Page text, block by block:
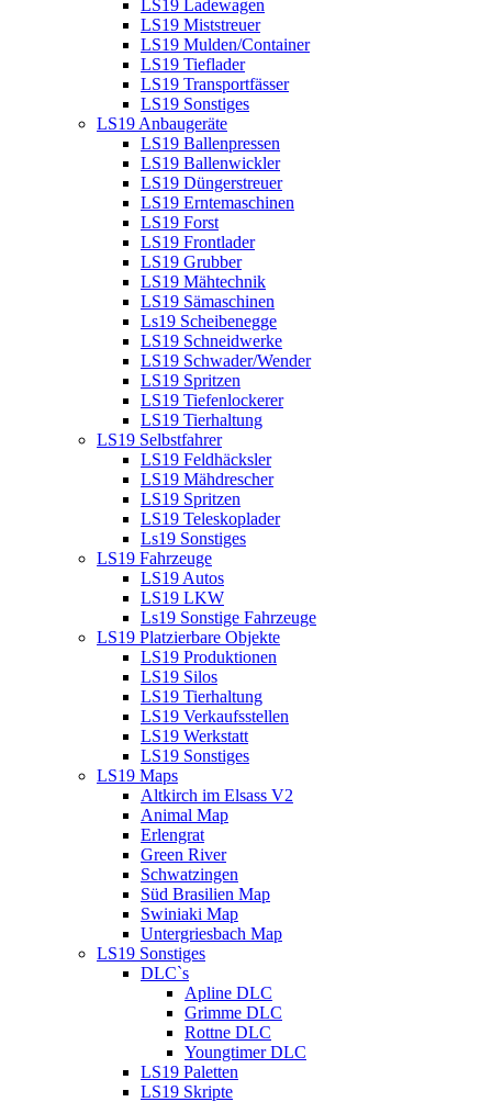
LS19 Ladewagen
LS19 Miststreuer
LS19 Mulden/Container
LS19 Tieflader
LS19 Transportfässer
LS19 Sonstiges
LS19 Anbaugeräte
LS19 Ballenpressen
LS19 Ballenwickler
LS19 Düngerstreuer
LS19 Erntemaschinen
LS19 Forst
LS19 Frontlader
LS19 Grubber
LS19 Mähtechnik
LS19 Sämaschinen
Ls19 Scheibenegge
LS19 Schneidwerke
LS19 Schwader/Wender
LS19 Spritzen
LS19 Tiefenlockerer
LS19 Tierhaltung
LS19 Selbstfahrer
LS19 Feldhäcksler
LS19 Mähdrescher
LS19 Spritzen
LS19 Teleskoplader
Ls19 Sonstiges
LS19 Fahrzeuge
LS19 Autos
LS19 LKW
Ls19 Sonstige Fahrzeuge
LS19 Platzierbare Objekte
LS19 Produktionen
LS19 Silos
LS19 Tierhaltung
LS19 Verkaufsstellen
LS19 Werkstatt
LS19 Sonstiges
LS19 Maps
Altkirch im Elsass V2
Animal Map
Erlengrat
Green River
Schwatzingen
Süd Brasilien Map
Swiniaki Map
Untergriesbach Map
LS19 Sonstiges
DLC`s
Apline DLC
Grimme DLC
Rottne DLC
Youngtimer DLC
LS19 Paletten
LS19 Skripte